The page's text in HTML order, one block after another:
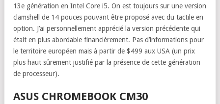
13e génération en Intel Core i5. On est toujours sur une version
clamshell de 14 pouces pouvant être proposé avec du tactile en
option. J’ai personnellement apprécié la version précédente qui
était en plus abordable financièrement. Pas d’informations pour
le territoire européen mais à partir de $499 aux USA (un prix
plus haut sûrement justifié par la présence de cette génération
de processeur).
ASUS CHROMEBOOK CM30